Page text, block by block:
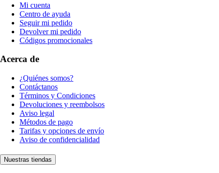
Mi cuenta
Centro de ayuda
Seguir mi pedido
Devolver mi pedido
Códigos promocionales
Acerca de
¿Quiénes somos?
Contáctanos
Términos y Condiciones
Devoluciones y reembolsos
Aviso legal
Métodos de pago
Tarifas y opciones de envío
Aviso de confidencialidad
Nuestras tiendas